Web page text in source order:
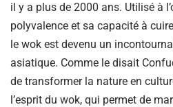
il y a plus de 2000 ans. Utilisé à
polyvalence et sa capacité à
le wok est devenu un
asiatique. Comme le disait
de transformer la nature en
l’esprit du wok, qui permet de